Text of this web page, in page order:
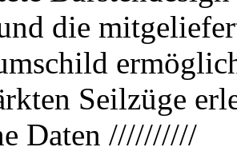
die
Seilzüge
Daten //////////